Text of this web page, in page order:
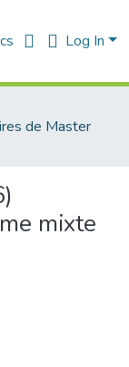
Log In
de Master
mixte